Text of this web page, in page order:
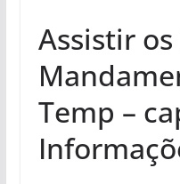
Assistir os
Temp –